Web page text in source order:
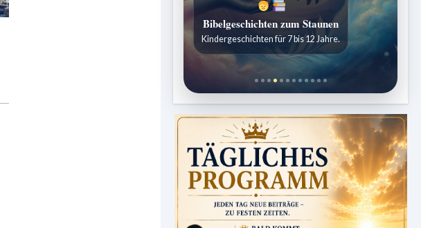
Bibelgeschichten zum Staunen
Kindergeschichten für 7 bis 12 Jahre.